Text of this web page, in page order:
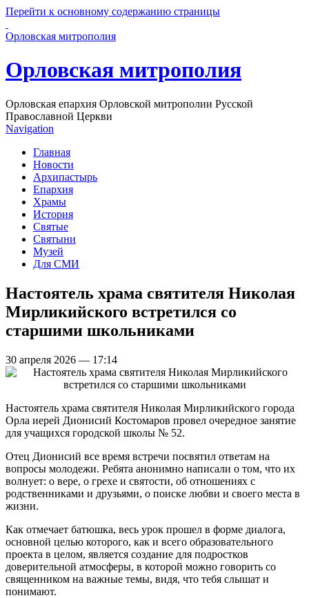
Перейти к основному содержанию страницы
Орловская митрополия
Орловская митрополия
Орловская епархия Орловской митрополии Русской
Православной Церкви
Navigation
Главная
Новости
Архипастырь
Епархия
Храмы
История
Святые
Святыни
Музей
Для СМИ
Настоятель храма святителя Николая
Мирликийского встретился со
старшими школьниками
30 апреля 2026 — 17:14
Настоятель храма святителя Николая Мирликийского города
Орла иерей Дионисий Костомаров провел очередное занятие
для учащихся городской школы № 52.
Отец Дионисий все время встречи посвятил ответам на
вопросы молодежи. Ребята анонимно написали о том, что их
волнует: о вере, о грехе и святости, об отношениях с
родственниками и друзьями, о поиске любви и своего места в
жизни.
Как отмечает батюшка, весь урок прошел в форме диалога,
основной целью которого, как и всего образовательного
проекта в целом, является создание для подростков
доверительной атмосферы, в которой можно говорить со
священником на важные темы, видя, что тебя слышат и
понимают.